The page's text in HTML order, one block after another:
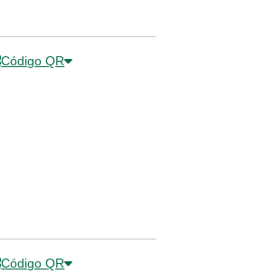
Código QR
Código QR